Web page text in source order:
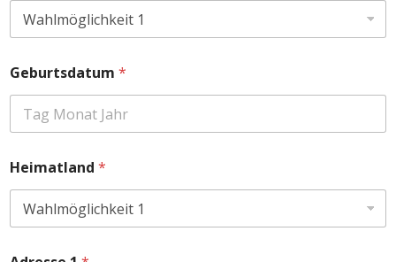
Geburtsdatum *
Heimatland *